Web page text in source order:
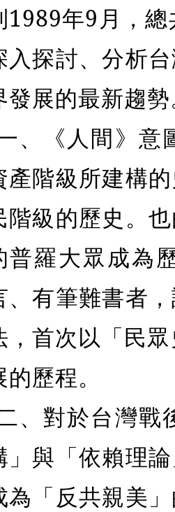
1989年9月，
入探討、分析
發展的最新趨
、《人間》意
產階級所建構
階級的歷史。
普羅大眾成為
、有筆難書者
，首次以「民
的歷程。
、對於台灣戰
」與「依賴理
為「反共親美